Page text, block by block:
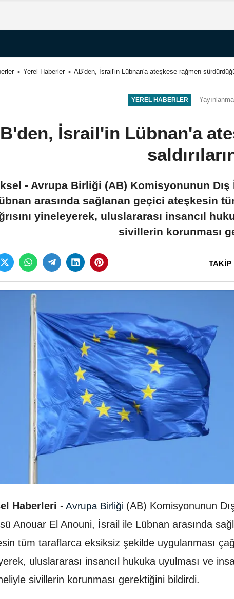
Yerel Haberler AB'den, İsrail'in Lübnan'a ateşkese rağmen
YEREL HABERLER
İsrail'in Lübnan'a
- Avrupa Birliği (AB) Komisyonunun
arasında sağlanan geçici ateşkesin
yineleyerek, uluslararası insancıl
sivillerin korunması
TAKİP
Haberleri - Avrupa Birliği (AB) Komisyonunun
Anouar El Anouni, İsrail ile Lübnan arasında
tüm taraflarca eksiksiz şekilde uygulanması
uluslararası insancıl hukuka uyulması ve
sivillerin korunması gerektiğini bildirdi.